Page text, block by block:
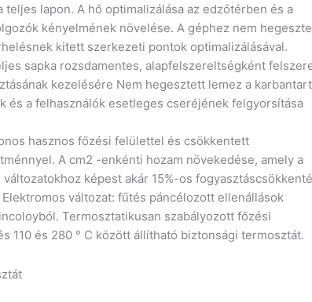
teljes lapon. A hő optimalizálása az edzőtérben és a
kényelmének növelése. A géphez nem
kitett szerkezeti pontok optimalizálásával.
sapka rozsdamentes, alapfelszereltségként
kezelésére Nem hegesztett lemez a
és a felhasználók esetleges cseréjének felgyorsítása
hasznos főzési felülettel és csökkentett
A cm2 -enkénti hozam növekedése, amely a
változatokhoz képest akár 15%-os
változat: fűtés páncélozott ellenállások
Termosztatikusan szabályozott főzési
110 és 280 ° C között állítható biztonsági termosztát.